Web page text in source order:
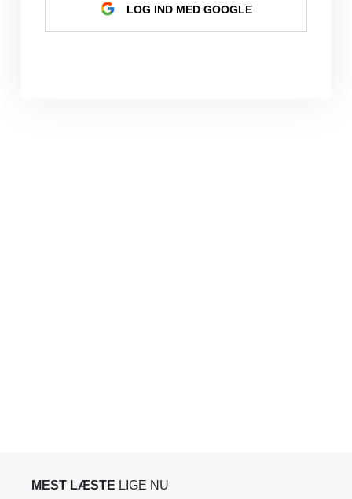
LOG IND MED GOOGLE
MEST LÆSTE LIGE NU